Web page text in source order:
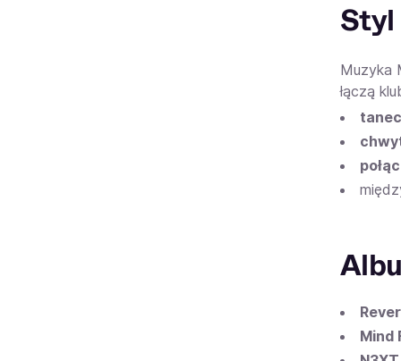
Styl
Muzyka
łączą
Mind